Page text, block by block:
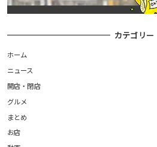
カテゴリー
ホーム
ニュース
開店・閉店
グルメ
まとめ
お店